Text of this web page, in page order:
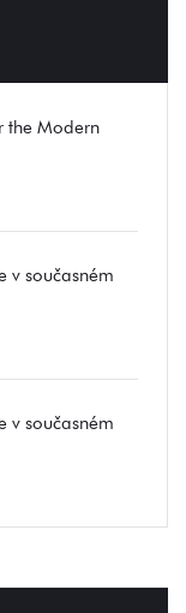
the Modern
v současném
v současném